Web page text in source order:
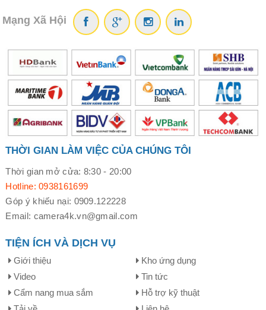
kết nối WIFI không dây, giúp việc xem lại, lưu trữ chia sẻ
video lên mạng xã hội dễ dàng trên các thiết bị HĐH
Android, IOS.
Mạng Xã Hội
THỜI GIAN LÀM VIỆC CỦA CHÚNG TÔI
Thời gian mở cửa: 8:30 - 20:00
Hotline: 0938161699
Góp ý khiếu nại: 0909.122228
Email: camera4k.vn@gmail.com
TIỆN ÍCH VÀ DỊCH VỤ
Giới thiệu
Kho ứng dụng
Video
Tin tức
Cẩm nang mua sắm
Hỗ trợ kỹ thuật